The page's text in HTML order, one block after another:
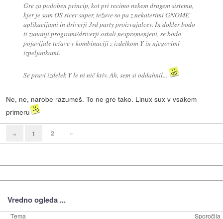
Gre za podoben princip, kot pri recimo nekem drugem sistemu,
kjer je sam OS sicer super, težave so pa z nekaterimi GNOME
aplikacijami in driverji 3rd party proizvajalcev. In dokler bodo
ti zunanji programi/driverji ostali nespremenjeni, se bodo
pojavljale težave v kombinaciji z izdelkom Y in njegovimi
izpeljankami.
Se pravi izdelek Y le ni nič kriv. Ah, sem si oddahnil...
Ne, ne, narobe razumeš. To ne gre tako. Linux sux v vsakem
primeru
« 1 2 »
Vredno ogleda ...
Tema Sporočila